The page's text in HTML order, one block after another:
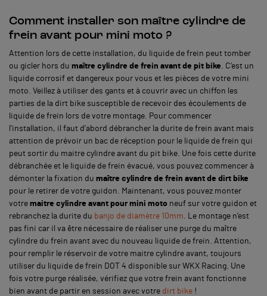
Comment installer son maître cylindre de
frein avant pour mini moto ?
Attention lors de cette installation, du liquide de frein peut tomber
ou gicler hors du maître cylindre de frein avant de pit bike . C’est un
liquide corrosif et dangereux pour vous et les pièces de votre mini
moto. Veillez à utiliser des gants et à couvrir avec un chiffon les
parties de la dirt bike susceptible de recevoir des écoulements de
liquide de frein lors de votre montage. Pour commencer
l’installation, il faut d’abord débrancher la durite de frein avant mais
attention de prévoir un bac de réception pour le liquide de frein qui
peut sortir du maitre cylindre avant du pit bike. Une fois cette durite
débranchée et le liquide de frein évacué, vous pouvez commencer à
démonter la fixation du maître cylindre de frein avant de dirt bike
pour le retirer de votre guidon. Maintenant, vous pouvez monter
votre maitre cylindre avant pour mini moto neuf sur votre guidon et
rebranchez la durite du banjo de diamètre 10mm . Le montage n’est
pas fini car il va être nécessaire de réaliser une purge du maître
cylindre du frein avant avec du nouveau liquide de frein. Attention,
pour remplir le réservoir de votre maitre cylindre avant, toujours
utiliser du liquide de frein DOT 4 disponible sur WKX Racing. Une
fois votre purge réalisée, vérifiez que votre frein avant fonctionne
bien avant de partir en session avec votre dirt bike !